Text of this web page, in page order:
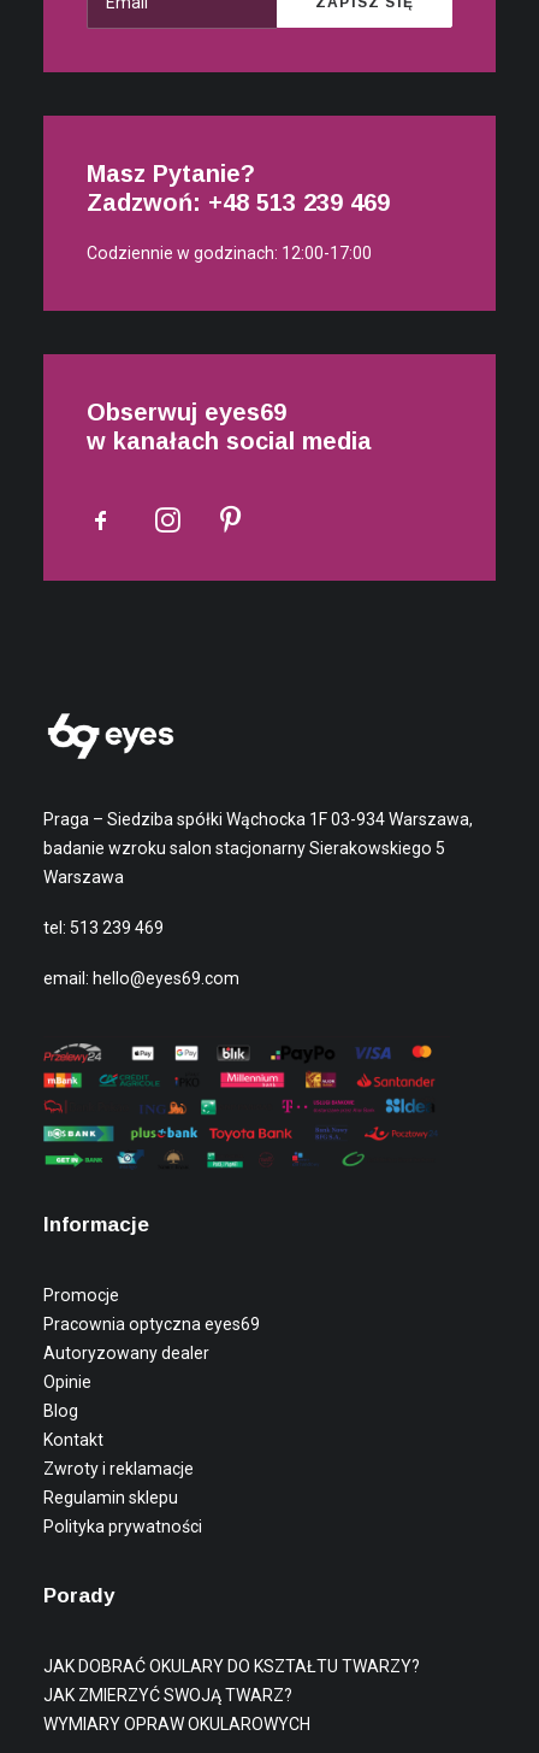
Masz Pytanie?
Zadzwoń: +48 513 239 469
Codziennie w godzinach: 12:00-17:00
Obserwuj eyes69
w kanałach social media
Praga – Siedziba spółki Wąchocka 1F 03-934 Warszawa,
badanie wzroku salon stacjonarny Sierakowskiego 5
Warszawa
tel: 513 239 469
email: hello@eyes69.com
Informacje
Promocje
Pracownia optyczna eyes69
Autoryzowany dealer
Opinie
Blog
Kontakt
Zwroty i reklamacje
Regulamin sklepu
Polityka prywatności
Porady
JAK DOBRAĆ OKULARY DO KSZTAŁTU TWARZY?
JAK ZMIERZYĆ SWOJĄ TWARZ?
WYMIARY OPRAW OKULAROWYCH